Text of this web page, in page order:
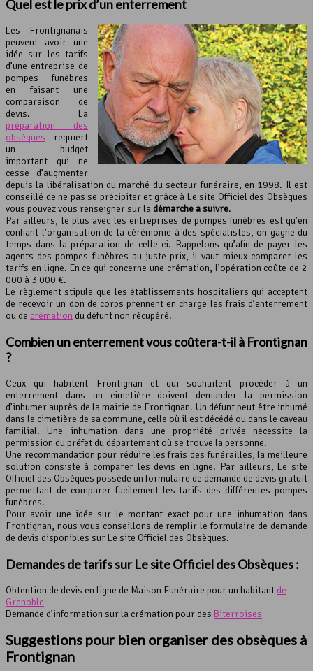
Quel est le prix d’un enterrement
Les Frontignanais
peuvent avoir une
idée sur les tarifs
d’une entreprise de
pompes funèbres
en faisant une
comparaison de
devis. La
préparation des
obsèques requiert
un budget
important qui ne
cesse d’augmenter
depuis la libéralisation du marché du secteur funéraire, en 1998. Il est
conseillé de ne pas se précipiter et grâce à Le site Officiel des Obsèques
vous pouvez vous renseigner sur la démarche à suivre.
Par ailleurs, le plus avec les entreprises de pompes funèbres est qu’en
confiant l’organisation de la cérémonie à des spécialistes, on gagne du
temps dans la préparation de celle-ci. Rappelons qu’afin de payer les
agents des pompes funèbres au juste prix, il vaut mieux comparer les
tarifs en ligne. En ce qui concerne une crémation, l’opération coûte de 2
000 à 3 000 €.
Le règlement stipule que les établissements hospitaliers qui acceptent
de recevoir un don de corps prennent en charge les frais d’enterrement
ou de crémation du défunt non récupéré.
Combienun enterrementvous coûtera-t-il à Frontignan
?
Ceux qui habitent Frontignan et qui souhaitent procéder à un
enterrement dans un cimetière doivent demander la permission
d’inhumer auprès de la mairie de Frontignan. Un défunt peut être inhumé
dans le cimetière de sa commune, celle où il est décédé ou dans le caveau
familial. Une inhumation dans une propriété privée nécessite la
permission du préfet du département où se trouve la personne.
Une recommandation pour réduire les frais des funérailles, la meilleure
solution consiste à comparer les devis en ligne. Par ailleurs, Le site
Officiel des Obsèques possède un formulaire de demande de devis gratuit
permettant de comparer facilement les tarifs des différentes pompes
funèbres.
Pour avoir une idée sur le montant exact pour une inhumation dans
Frontignan, nous vous conseillons de remplir le formulaire de demande
de devis disponibles sur Le site Officiel des Obsèques.
Demandes de tarifs sur Le site Officiel des Obsèques :
Obtention de devis en ligne de Maison Funéraire pour un habitant de
Grenoble
Demande d’information sur la crémation pour des Biterroises
Suggestions pour bien organiser des obsèques à
Frontignan